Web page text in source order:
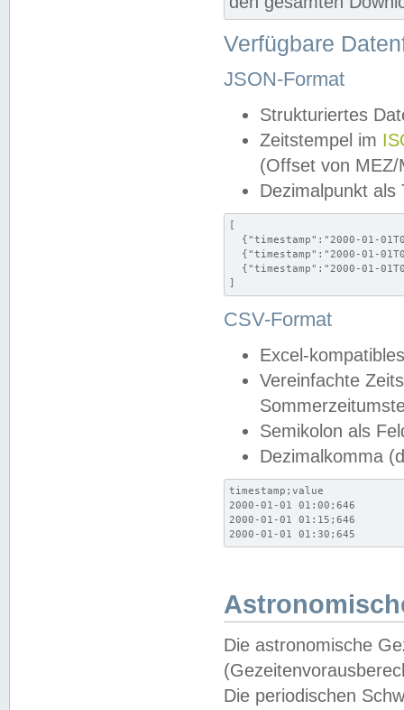
Verfügbare
JSON-Format
Strukturiertes
Zeitstempel im
(Offset von MEZ/
Dezimalpunkt als
[
{"timestamp":"2000-01-
{"timestamp":"2000-01-
{"timestamp":"2000-01-
]
CSV-Format
Excel-
Vereinfachte
Semikolon als
Dezimalkomma
timestamp;value
2000-01-01 01:00;646
2000-01-01 01:15;646
2000-01-01 01:30;645
Die astronomische
Die periodischen